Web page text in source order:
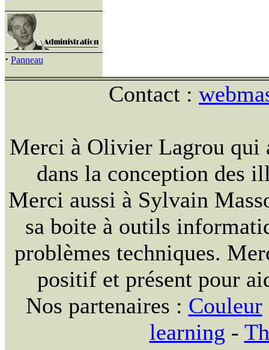
· Panneau
Contact :
Merci à Olivier Lagrou qui
dans la conception des
Merci aussi à Sylvain
sa boite à outils
problèmes techniques.
positif et présent pour
Nos partenaires : Couleur
learning -